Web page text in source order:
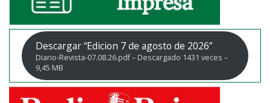
Descargar “Edicion 7 de agosto de 2026”
Diario-Revista-07.08.26.pdf – Descargado 1431 veces –
9,45 MB